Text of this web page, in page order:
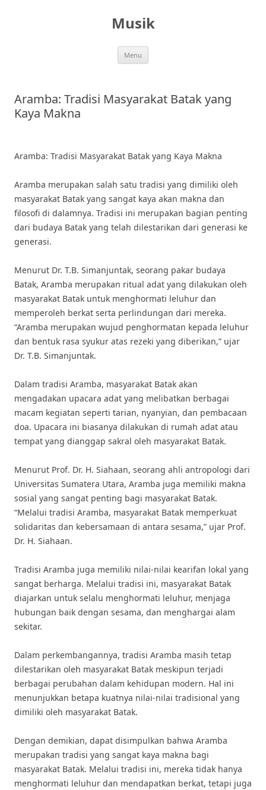
Musik
Menu
Aramba: Tradisi Masyarakat Batak yang
Kaya Makna
Aramba: Tradisi Masyarakat Batak yang Kaya Makna
Aramba merupakan salah satu tradisi yang dimiliki oleh
masyarakat Batak yang sangat kaya akan makna dan
filosofi di dalamnya. Tradisi ini merupakan bagian penting
dari budaya Batak yang telah dilestarikan dari generasi ke
generasi.
Menurut Dr. T.B. Simanjuntak, seorang pakar budaya
Batak, Aramba merupakan ritual adat yang dilakukan oleh
masyarakat Batak untuk menghormati leluhur dan
memperoleh berkat serta perlindungan dari mereka.
“Aramba merupakan wujud penghormatan kepada leluhur
dan bentuk rasa syukur atas rezeki yang diberikan,” ujar
Dr. T.B. Simanjuntak.
Dalam tradisi Aramba, masyarakat Batak akan
mengadakan upacara adat yang melibatkan berbagai
macam kegiatan seperti tarian, nyanyian, dan pembacaan
doa. Upacara ini biasanya dilakukan di rumah adat atau
tempat yang dianggap sakral oleh masyarakat Batak.
Menurut Prof. Dr. H. Siahaan, seorang ahli antropologi dari
Universitas Sumatera Utara, Aramba juga memiliki makna
sosial yang sangat penting bagi masyarakat Batak.
“Melalui tradisi Aramba, masyarakat Batak memperkuat
solidaritas dan kebersamaan di antara sesama,” ujar Prof.
Dr. H. Siahaan.
Tradisi Aramba juga memiliki nilai-nilai kearifan lokal yang
sangat berharga. Melalui tradisi ini, masyarakat Batak
diajarkan untuk selalu menghormati leluhur, menjaga
hubungan baik dengan sesama, dan menghargai alam
sekitar.
Dalam perkembangannya, tradisi Aramba masih tetap
dilestarikan oleh masyarakat Batak meskipun terjadi
berbagai perubahan dalam kehidupan modern. Hal ini
menunjukkan betapa kuatnya nilai-nilai tradisional yang
dimiliki oleh masyarakat Batak.
Dengan demikian, dapat disimpulkan bahwa Aramba
merupakan tradisi yang sangat kaya makna bagi
masyarakat Batak. Melalui tradisi ini, mereka tidak hanya
menghormati leluhur dan mendapatkan berkat, tetapi juga